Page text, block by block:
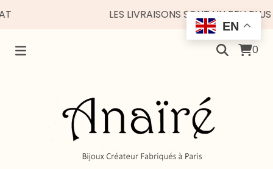
LES LIVRAISONS SONT UN PEU PLUS
0
EN